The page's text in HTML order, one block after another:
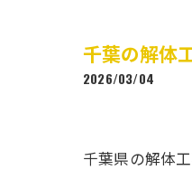
千葉の解体
2026/03/04
千葉県の解体